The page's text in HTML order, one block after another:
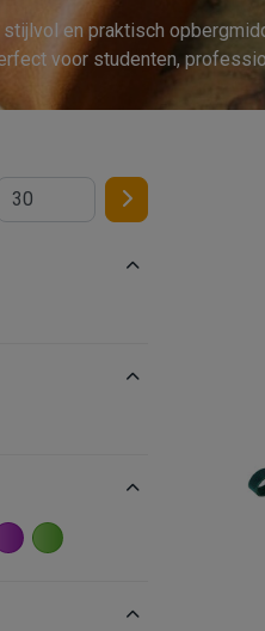
stijlvol en praktisch
voor studenten,